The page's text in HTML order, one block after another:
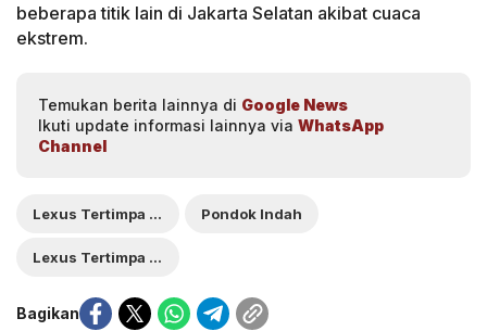
beberapa titik lain di Jakarta Selatan akibat cuaca
ekstrem.
Temukan berita lainnya di Google News
Ikuti update informasi lainnya via WhatsApp
Channel
Lexus Tertimpa Pohon Tumbang di Pondok Indah Pondok Indah
Lexus Tertimpa Pohon Tumbang
Bagikan